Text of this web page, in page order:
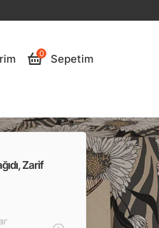
0 Sepetim
Zarif